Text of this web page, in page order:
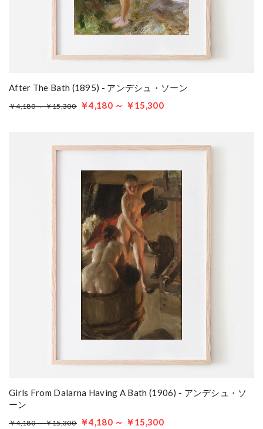
After The Bath (1895) - アンデシュ・ソーン
￥4,180 ～ ￥15,300 ￥4,180 ～ ￥15,300
Girls From Dalarna Having A Bath (1906) - アンデシュ・ソ
ーン
￥4,180 ～ ￥15,300 ￥4,180 ～ ￥15,300